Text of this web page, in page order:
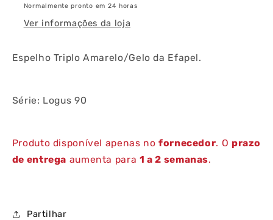
Normalmente pronto em 24 horas
Ver informações da loja
Espelho Triplo Amarelo/Gelo da Efapel.
Série: Logus 90
Produto disponível apenas nofornecedor. O prazo
de entrega aumenta para 1 a 2 semanas.
Partilhar